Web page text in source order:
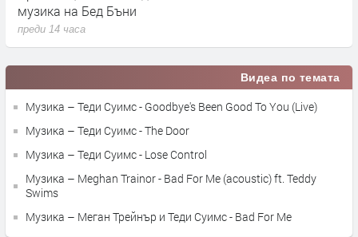
музика на Бед Бъни
преди 14 часа
Видеа по темата
Музика – Теди Суимс - Goodbye's Been Good To You (Live)
Музика – Теди Суимс - The Door
Музика – Теди Суимс - Lose Control
Музика – Meghan Trainor - Bad For Me (acoustic) ft. Teddy
Swims
Музика – Меган Трейнър и Теди Суимс - Bad For Me